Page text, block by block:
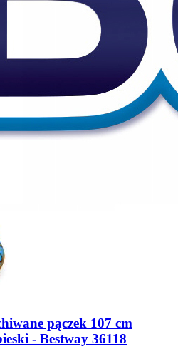
pączek 107 cm
- Bestway 36118